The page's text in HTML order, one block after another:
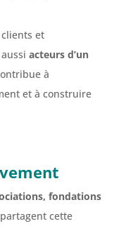
clients et
acteurs d’un
à
et à construire
fondations
cette